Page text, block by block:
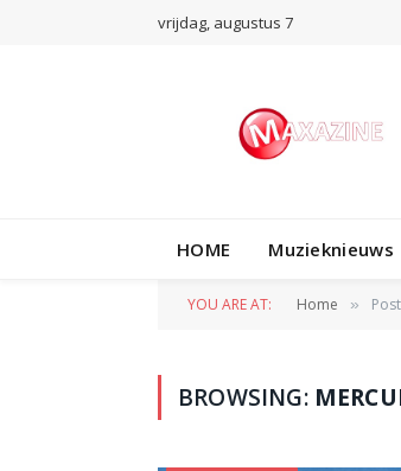
vrijdag, augustus 7
HOME Muzieknieuws
YOU ARE AT: Home »
BROWSING: